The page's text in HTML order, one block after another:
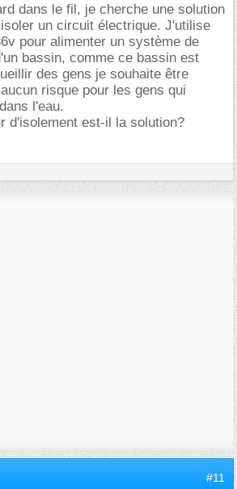
dans le fil, je cherche une solution
un circuit électrique. J'utilise
pour alimenter un système de
bassin, comme ce bassin est
des gens je souhaite être
risque pour les gens qui
l'eau.
d'isolement est-il la solution?
#11